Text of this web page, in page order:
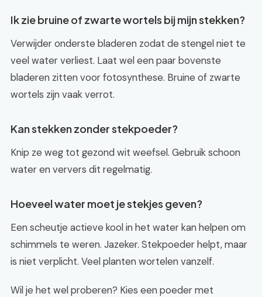
Ik zie bruine of zwarte wortels bij mijn stekken?
Verwijder onderste bladeren zodat de stengel niet te
veel water verliest. Laat wel een paar bovenste
bladeren zitten voor fotosynthese. Bruine of zwarte
wortels zijn vaak verrot.
Kan stekken zonder stekpoeder?
Knip ze weg tot gezond wit weefsel. Gebruik schoon
water en ververs dit regelmatig.
Hoeveel water moet je stekjes geven?
Een scheutje actieve kool in het water kan helpen om
schimmels te weren. Jazeker. Stekpoeder helpt, maar
is niet verplicht. Veel planten wortelen vanzelf.
Wil je het wel proberen? Kies een poeder met